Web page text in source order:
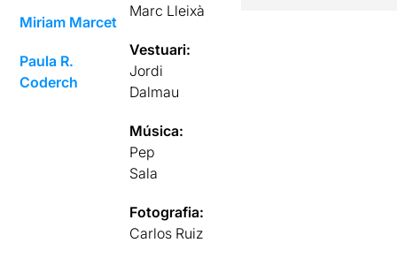
Miriam Marcet
Paula R.
Coderch
Marc Lleixà
Vestuari:
Jordi
Dalmau
Música:
Pep
Sala
Fotografia:
Carlos Ruiz